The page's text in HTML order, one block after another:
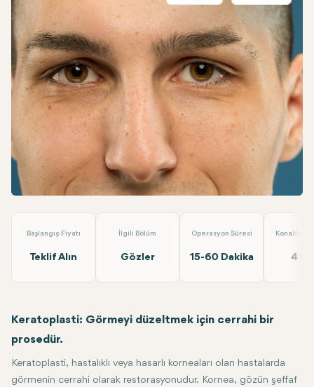
Twitter
Facebook
Linkedin
WhatsApp
Telegram
Başlangıç Fiyatı
Teklif Alın
İlgili Bölüm
Gözler
Operasyon Süresi
15-60 Dakika 4
Keratoplasti: Görmeyi düzeltmek için cerrahi bir
prosedür.
Keratoplasti, hastalıklı veya hasarlı korneaları olan hastalarda
görmenin cerrahi olarak restorasyonudur. Kornea, gözün şeffaf